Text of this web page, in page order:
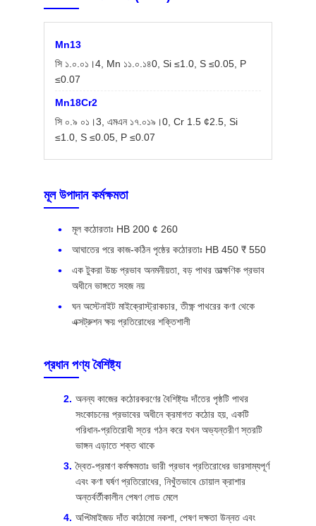
Mn13
সি ১.০.০১।4, Mn ১১.০.১৪0, Si ≤1.0, S ≤0.05, P
≤0.07
Mn18Cr2
সি ০.৯ ০১।3, এমএন ১৭.০১৯।0, Cr 1.5 ¢2.5, Si
≤1.0, S ≤0.05, P ≤0.07
মূল উপাদান কর্মক্ষমতা
মূল কঠোরতাঃ HB 200 ¢ 260
আঘাতের পরে কাজ-কঠিন পৃষ্ঠের কঠোরতাঃ HB 450 ₹ 550
এক টুকরা উচ্চ প্রভাব অনমনীয়তা, বড় পাথর তাত্ক্ষণিক প্রভাব
অধীনে ভাঙ্গতে সহজ নয়
ঘন অস্টেনাইট মাইক্রোস্ট্রাকচার, তীক্ষ্ণ পাথরের কণা থেকে
এক্সট্রুশন ক্ষয় প্রতিরোধের শক্তিশালী
প্রধান পণ্য বৈশিষ্ট্য
অনন্য কাজের কঠোরকরণের বৈশিষ্ট্যঃ দাঁতের পৃষ্ঠটি পাথর
সংকোচনের প্রভাবের অধীনে ক্রমাগত কঠোর হয়, একটি
পরিধান-প্রতিরোধী স্তর গঠন করে যখন অভ্যন্তরীণ স্তরটি
ভাঙ্গন এড়াতে শক্ত থাকে
দ্বৈত-প্রমাণ কর্মক্ষমতাঃ ভারী প্রভাব প্রতিরোধের ভারসাম্যপূর্ণ
এবং কণা ঘর্ষণ প্রতিরোধের, নিখুঁতভাবে চোয়াল ক্রাশার
অন্তর্বর্তীকালীন পেষণ লোড মেলে
অপ্টিমাইজড দাঁত কাঠামো নকশা, পেষণ দক্ষতা উন্নত এবং